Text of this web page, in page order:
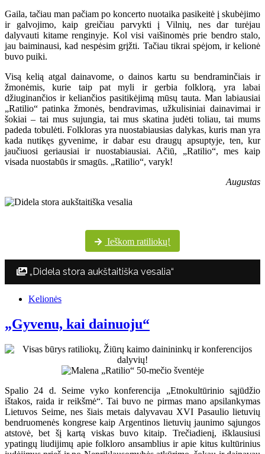
Gaila, tačiau man pačiam po koncerto nuotaika pasikeitė į skubėjimo
ir galvojimo, kaip greičiau parvykti į Vilnių, nes dar turėjau
dalyvauti kitame renginyje. Kol visi vaišinomės prie bendro stalo,
jau baiminausi, kad nespėsim grįžti. Tačiau tikrai spėjom, ir kelionė
buvo puiki.
Visą kelią atgal dainavome, o dainos kartu su bendraminčiais ir
žmonėmis, kurie taip pat myli ir gerbia folklorą, yra labai
džiuginančios ir keliančios pasitikėjimą mūsų tauta. Man labiausiai
„Ratilio“ patinka žmonės, bendravimas, užkulisiniai dainavimai ir
šokiai – tai mus sujungia, tai mus skatina judėti toliau, tai mums
padeda tobulėti. Folkloras yra nuostabiausias dalykas, kuris man yra
kada nutikęs gyvenime, ir dabar esu draugų apsuptyje, ten, kur
jaučiuosi geriausiai ir nuostabiausiai. Ačiū, „Ratilio“, mes kaip
visada nuostabūs ir smagūs. „Ratilio“, varyk!
Augustas
Ieškom ratiliokų!
„Didela stora aukštaitiška vesalia“
Kelionės
„Gyvenu, kai dainuoju“
Spalio 24 d. Seime vyko konferencija „Etnokultūrinio sąjūdžio
ištakos, raida ir reikšmė“. Tai buvo ne pirmas mano apsilankymas
Lietuvos Seime, nes šiais metais dalyvavau XVI Pasaulio lietuvių
bendruomenės kongrese kaip Argentinos lietuvių jaunimo sąjungos
atstovė, bet šį kartą viskas buvo kitaip. Trečiadienį, išklausiusi
ypatingų liudijimų apie folkloro ansamblius ir apie kitus kultūrinius